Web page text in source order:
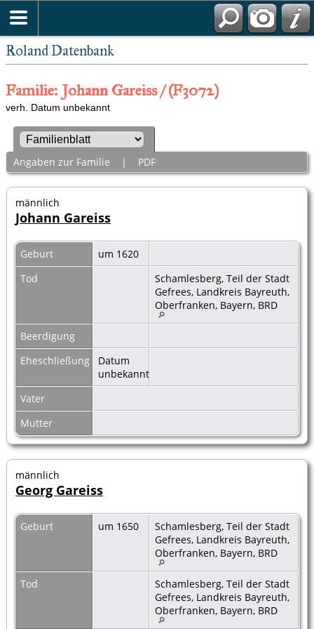
Roland Datenbank
Familie: Johann Gareiss / (F3072)
verh. Datum unbekannt
Angaben zur Familie | PDF
männlich
Johann Gareiss
Geburt
um 1620
Tod
Schamlesberg, Teil der Stadt
Gefrees, Landkreis Bayreuth,
Oberfranken, Bayern, BRD
Beerdigung
Eheschließung
Datum
unbekannt
Vater
Mutter
männlich
Georg Gareiss
Geburt um 1650
Schamlesberg, Teil der Stadt
Gefrees, Landkreis Bayreuth,
Oberfranken, Bayern, BRD
Tod
Schamlesberg, Teil der Stadt
Gefrees, Landkreis Bayreuth,
Oberfranken, Bayern, BRD